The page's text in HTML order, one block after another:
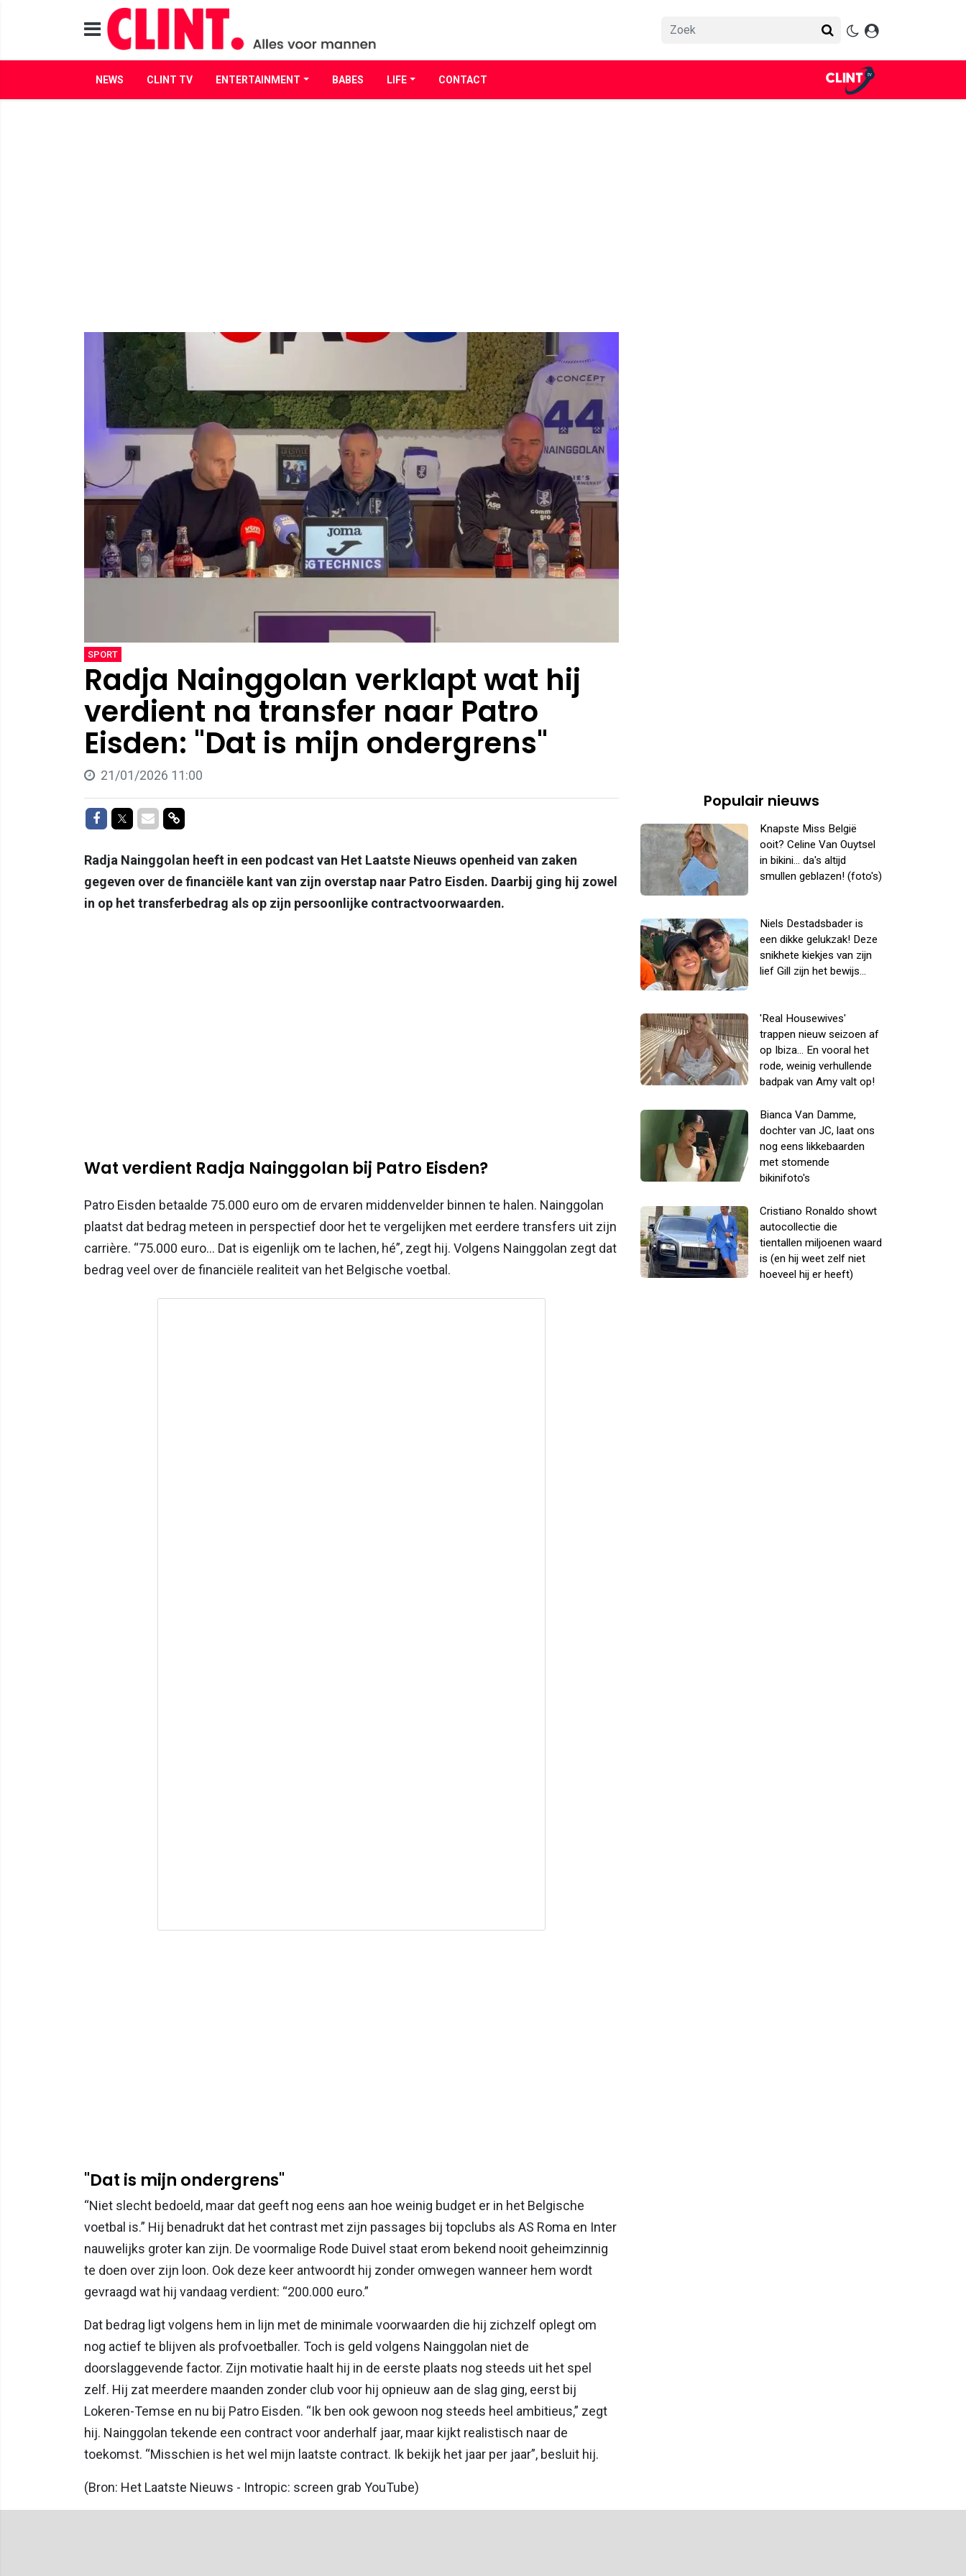
NEWS CLINT TV ENTERTAINMENT BABES LIFE CONTACT
SPORT
Radja Nainggolan verklapt wat hij
verdient na transfer naar Patro
Eisden: "Dat is mijn ondergrens"
21/01/2026 11:00
Delen op Facebook
Delen op Twitter
Delen via Mail
Delen via link
Radja Nainggolan heeft in een podcast van Het Laatste Nieuws openheid van zaken
gegeven over de financiële kant van zijn overstap naar Patro Eisden. Daarbij ging hij zowel
in op het transferbedrag als op zijn persoonlijke contractvoorwaarden.
Wat verdient Radja Nainggolan bij Patro Eisden?
Patro Eisden betaalde 75.000 euro om de ervaren middenvelder binnen te halen. Nainggolan
plaatst dat bedrag meteen in perspectief door het te vergelijken met eerdere transfers uit zijn
carrière. “75.000 euro... Dat is eigenlijk om te lachen, hé”, zegt hij. Volgens Nainggolan zegt dat
bedrag veel over de financiële realiteit van het Belgische voetbal.
"Dat is mijn ondergrens"
“Niet slecht bedoeld, maar dat geeft nog eens aan hoe weinig budget er in het Belgische
voetbal is.” Hij benadrukt dat het contrast met zijn passages bij topclubs als AS Roma en Inter
nauwelijks groter kan zijn. De voormalige Rode Duivel staat erom bekend nooit geheimzinnig
te doen over zijn loon. Ook deze keer antwoordt hij zonder omwegen wanneer hem wordt
gevraagd wat hij vandaag verdient: “200.000 euro.”
Dat bedrag ligt volgens hem in lijn met de minimale voorwaarden die hij zichzelf oplegt om
nog actief te blijven als profvoetballer. Toch is geld volgens Nainggolan niet de
doorslaggevende factor. Zijn motivatie haalt hij in de eerste plaats nog steeds uit het spel
zelf. Hij zat meerdere maanden zonder club voor hij opnieuw aan de slag ging, eerst bij
Lokeren-Temse en nu bij Patro Eisden. “Ik ben ook gewoon nog steeds heel ambitieus,” zegt
hij. Nainggolan tekende een contract voor anderhalf jaar, maar kijkt realistisch naar de
toekomst. “Misschien is het wel mijn laatste contract. Ik bekijk het jaar per jaar”, besluit hij.
(Bron: Het Laatste Nieuws - Intropic: screen grab YouTube)
Populair nieuws
Knapste Miss België
ooit? Celine Van Ouytsel
in bikini... da's altijd
smullen geblazen! (foto's)
Niels Destadsbader is
een dikke gelukzak! Deze
snikhete kiekjes van zijn
lief Gill zijn het bewijs...
'Real Housewives'
trappen nieuw seizoen af
op Ibiza... En vooral het
rode, weinig verhullende
badpak van Amy valt op!
Bianca Van Damme,
dochter van JC, laat ons
nog eens likkebaarden
met stomende
bikinifoto's
Cristiano Ronaldo showt
autocollectie die
tientallen miljoenen waard
is (en hij weet zelf niet
hoeveel hij er heeft)